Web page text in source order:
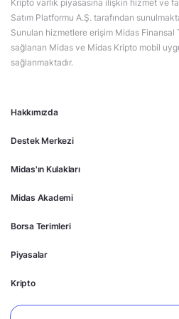
Hakkımızda
Destek Merkezi
Midas'ın Kulakları
Midas Akademi
Borsa Terimleri
Piyasalar
Kripto
Ayrıcalıklar
Kripto varlık piyasasına ilişkin hizmet ve
Satım Platformu A.Ş. tarafından
Sunulan hizmetlere erişim Midas Finansal
sağlanan Midas ve Midas Kripto mobil
sağlanmaktadır.